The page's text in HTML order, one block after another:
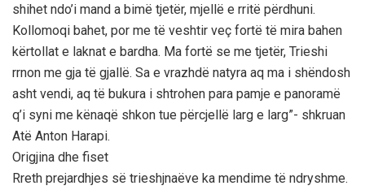
shihet ndo’i mand a bimë tjetër, mjellë e rritë përdhuni.
Kollomoqi bahet, por me të veshtir veç fortë të mira bahen
kërtollat e laknat e bardha. Ma fortë se me tjetër, Trieshi
rrnon me gja të gjallë. Sa e vrazhdë natyra aq ma i shëndosh
asht vendi, aq të bukura i shtrohen para pamje e panoramë
q’i syni me kënaqë shkon tue përcjellë larg e larg”- shkruan
Atë Anton Harapi.
Origjina dhe fiset
Rreth prejardhjes së trieshjnaëve ka mendime të ndryshme.